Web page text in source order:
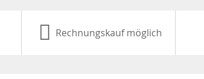
Rechnungskauf möglich